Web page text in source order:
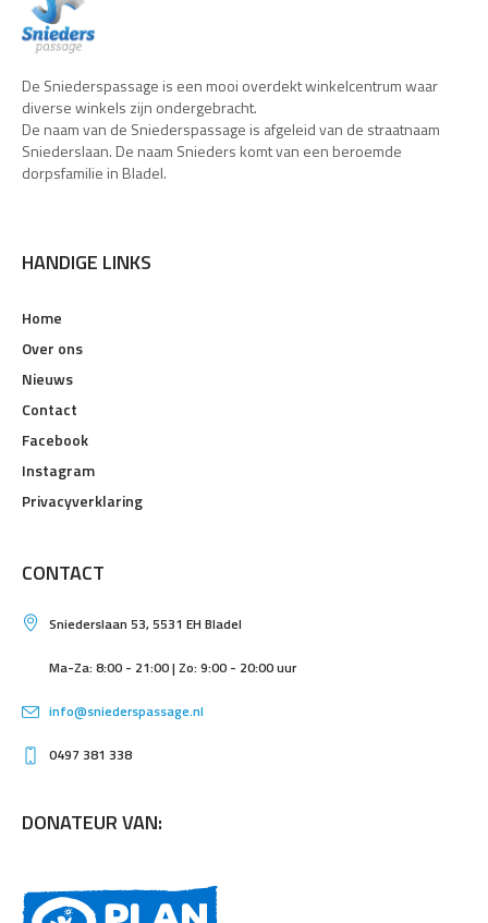
De Sniederspassage is een mooi overdekt winkelcentrum waar
diverse winkels zijn ondergebracht.
De naam van de Sniederspassage is afgeleid van de straatnaam
Sniederslaan. De naam Snieders komt van een beroemde
dorpsfamilie in Bladel.
HANDIGE LINKS
Home
Over ons
Nieuws
Contact
Facebook
Instagram
Privacyverklaring
CONTACT
Sniederslaan 53, 5531 EH Bladel
Ma-Za: 8:00 - 21:00 | Zo: 9:00 - 20:00 uur
info@sniederspassage.nl
0497 381 338
DONATEUR VAN: